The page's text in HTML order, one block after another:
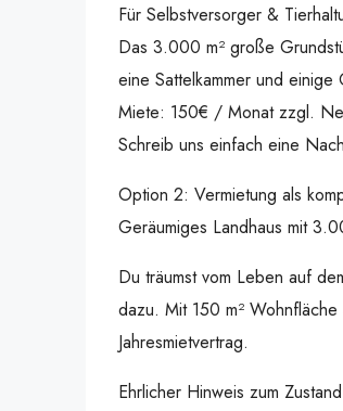
Für Selbstversorger &
Das 3.000 m² große
eine Sattelkammer und einige
Miete: 150€ / Monat zzgl.
Schreib uns einfach eine
Option 2: Vermietung als
Geräumiges Landhaus mit
Du träumst vom Leben auf
dazu. Mit 150 m²
Jahresmietvertrag.
Ehrlicher Hinweis zum